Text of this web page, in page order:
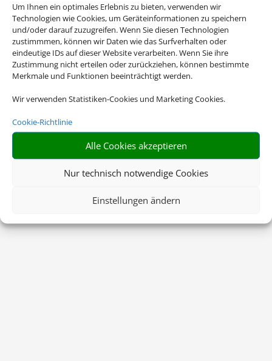
Um Ihnen ein optimales Erlebnis zu bieten, verwenden wir
Technologien wie Cookies, um Geräteinformationen zu speichern
und/oder darauf zuzugreifen. Wenn Sie diesen Technologien
zustimmmen, können wir Daten wie das Surfverhalten oder
eindeutige IDs auf dieser Website verarbeiten. Wenn Sie ihre
Zustimmung nicht erteilen oder zurückziehen, können bestimmte
Merkmale und Funktionen beeinträchtigt werden.
Wir verwenden Statistiken-Cookies und Marketing Cookies.
Cookie-Richtlinie
Alle Cookies akzeptieren
Nur technisch notwendige Cookies
Einstellungen ändern